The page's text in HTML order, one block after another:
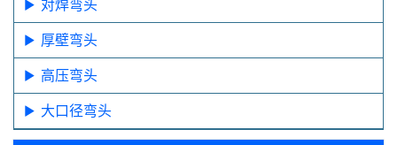
厚壁弯头
高压弯头
大口径弯头